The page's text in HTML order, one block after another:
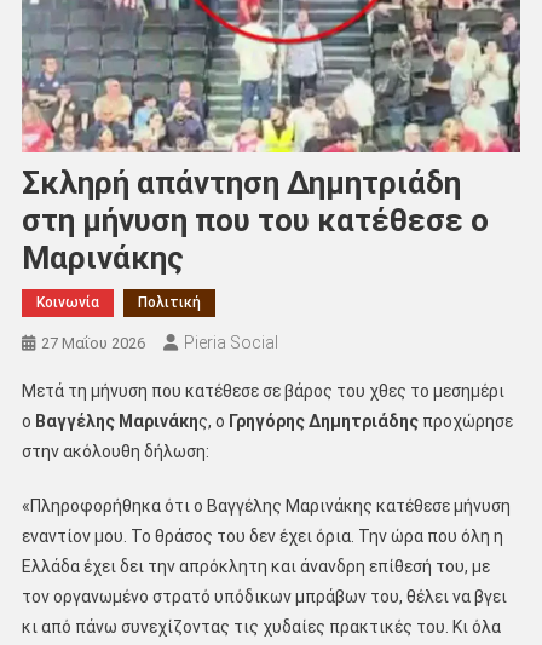
Σκληρή απάντηση Δημητριάδη
στη μήνυση που του κατέθεσε ο
Μαρινάκης
Κοινωνία Πολιτική
27 Μαΐου 2026 Pieria Social
Μετά τη μήνυση που κατέθεσε σε βάρος του χθες το μεσημέρι
ο Βαγγέλης Μαρινάκης, ο Γρηγόρης Δημητριάδηςπροχώρησε
στην ακόλουθη δήλωση:
«Πληροφορήθηκα ότι ο Βαγγέλης Μαρινάκης κατέθεσε μήνυση
εναντίον μου. Το θράσος του δεν έχει όρια. Την ώρα που όλη η
Ελλάδα έχει δει την απρόκλητη και άνανδρη επίθεσή του, με
τον οργανωμένο στρατό υπόδικων μπράβων του, θέλει να βγει
κι από πάνω συνεχίζοντας τις χυδαίες πρακτικές του. Κι όλα